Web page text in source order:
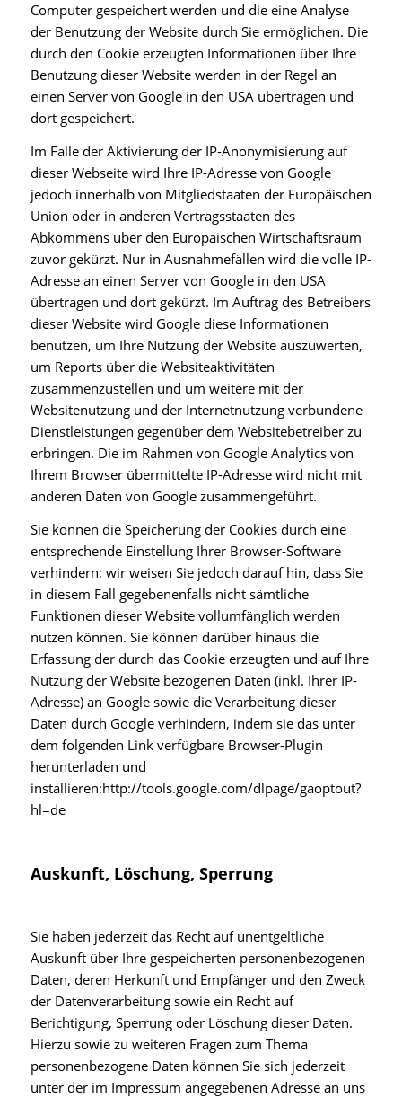
Computer gespeichert werden und die eine Analyse
der Benutzung der Website durch Sie ermöglichen. Die
durch den Cookie erzeugten Informationen über Ihre
Benutzung dieser Website werden in der Regel an
einen Server von Google in den USA übertragen und
dort gespeichert.
Im Falle der Aktivierung der IP-Anonymisierung auf
dieser Webseite wird Ihre IP-Adresse von Google
jedoch innerhalb von Mitgliedstaaten der Europäischen
Union oder in anderen Vertragsstaaten des
Abkommens über den Europäischen Wirtschaftsraum
zuvor gekürzt. Nur in Ausnahmefällen wird die volle IP-
Adresse an einen Server von Google in den USA
übertragen und dort gekürzt. Im Auftrag des Betreibers
dieser Website wird Google diese Informationen
benutzen, um Ihre Nutzung der Website auszuwerten,
um Reports über die Websiteaktivitäten
zusammenzustellen und um weitere mit der
Websitenutzung und der Internetnutzung verbundene
Dienstleistungen gegenüber dem Websitebetreiber zu
erbringen. Die im Rahmen von Google Analytics von
Ihrem Browser übermittelte IP-Adresse wird nicht mit
anderen Daten von Google zusammengeführt.
Sie können die Speicherung der Cookies durch eine
entsprechende Einstellung Ihrer Browser-Software
verhindern; wir weisen Sie jedoch darauf hin, dass Sie
in diesem Fall gegebenenfalls nicht sämtliche
Funktionen dieser Website vollumfänglich werden
nutzen können. Sie können darüber hinaus die
Erfassung der durch das Cookie erzeugten und auf Ihre
Nutzung der Website bezogenen Daten (inkl. Ihrer IP-
Adresse) an Google sowie die Verarbeitung dieser
Daten durch Google verhindern, indem sie das unter
dem folgenden Link verfügbare Browser-Plugin
herunterladen und
installieren:http://tools.google.com/dlpage/gaoptout?
hl=de
Auskunft, Löschung, Sperrung
Sie haben jederzeit das Recht auf unentgeltliche
Auskunft über Ihre gespeicherten personenbezogenen
Daten, deren Herkunft und Empfänger und den Zweck
der Datenverarbeitung sowie ein Recht auf
Berichtigung, Sperrung oder Löschung dieser Daten.
Hierzu sowie zu weiteren Fragen zum Thema
personenbezogene Daten können Sie sich jederzeit
unter der im Impressum angegebenen Adresse an uns